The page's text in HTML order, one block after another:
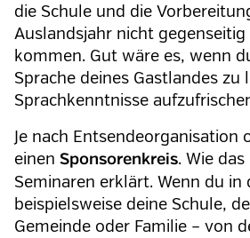
die Schule und die
Auslandsjahr nicht gegenseitig
kommen. Gut wäre es, wenn
Sprache deines Gastlandes zu
Sprachkenntnisse
Je nach Entsendeorganisation
einen Sponsorenkreis. Wie
Seminaren erklärt. Wenn du in
beispielsweise deine Schule,
Gemeinde oder Familie – von